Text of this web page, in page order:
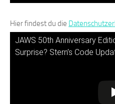
Hier findest du die
JAWS 50th Anniversary
Surprise? Stern’s Code